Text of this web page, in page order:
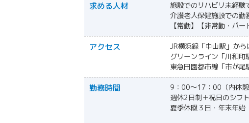
求める人材
施設でのリハビリ未経験
介護老人保健施設での勤
【常勤】【非常勤・パ
アクセス
JR横浜線「中山駅」か
グリーンライン「川和
東急田園都市線「市が
勤務時間
9：00～17：00（内休憩
週休2日制＋祝日のシフ
夏季休暇３日・年末年